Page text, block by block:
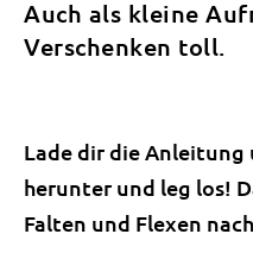
Auch als kleine
Verschenken toll.
Lade dir die Anleitung
herunter und leg los!
Falten und Flexen